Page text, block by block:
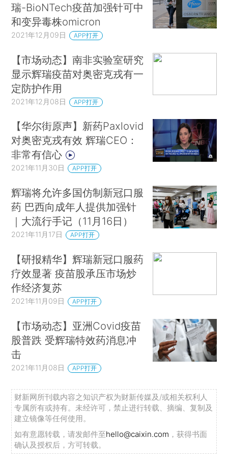
瑞-BioNTech疫苗加强针可中
和变异毒株omicron
2021年12月09日 APP打开
【市场动态】南非实验室研究
显示辉瑞疫苗对奥密克戎有一
定防护作用
2021年12月08日 APP打开
【华尔街原声】新药Paxlovid
对奥密克戎有效 辉瑞CEO：
非常有信心
2021年11月30日 APP打开
辉瑞将允许多国仿制新冠口服
药 巴西向成年人提供加强针
｜大流行手记（11月16日）
2021年11月17日 APP打开
【研报精华】辉瑞新冠口服药
疗效显著 疫苗股承压市场炒
作经济复苏
2021年11月09日 APP打开
【市场动态】亚洲Covid疫苗
股普跌 受辉瑞特效药消息冲
击
2021年11月08日 APP打开
财新网所刊载内容之知识产权为财新传媒及/或相关权利人
专属所有或持有。未经许可，禁止进行转载、摘编、复制及
建立镜像等任何使用。
如有意愿转载，请发邮件至hello@caixin.com ，获得书面
确认及授权后，方可转载。